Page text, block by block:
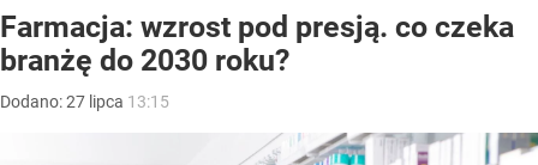
Farmacja: wzrost pod presją. co czeka
branżę do 2030 roku?
Dodano:27 lipca 13:15